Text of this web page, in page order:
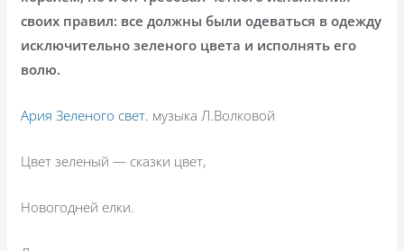
своих правил: все должны были одеваться в одежду
исключительно зеленого цвета и исполнять его
волю.
Ария Зеленого свет. музыка Л.Волковой
Цвет зеленый — сказки цвет,
Новогодней елки.